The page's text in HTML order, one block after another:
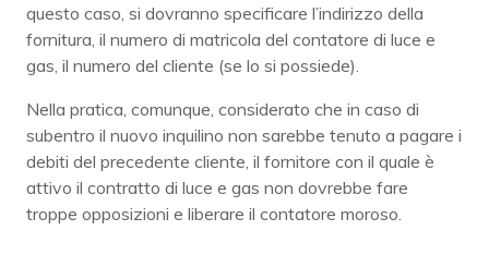
questo caso, si dovranno specificare l’indirizzo della
fornitura, il numero di matricola del contatore di luce e
gas, il numero del cliente (se lo si possiede).
Nella pratica, comunque, considerato che in caso di
subentro il nuovo inquilino non sarebbe tenuto a pagare i
debiti del precedente cliente, il fornitore con il quale è
attivo il contratto di luce e gas non dovrebbe fare
troppe opposizioni e liberare il contatore moroso.